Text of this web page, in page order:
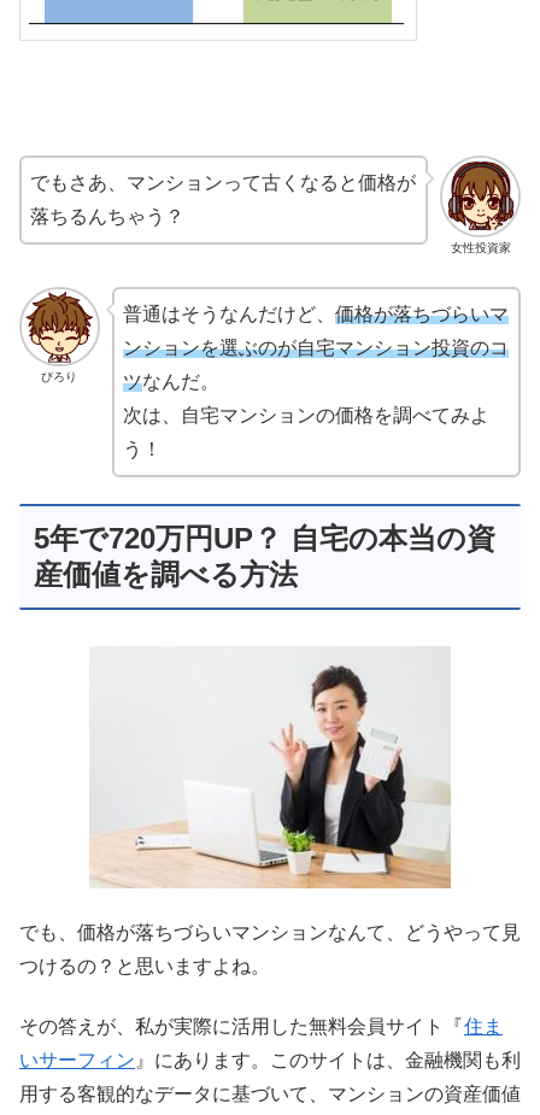
女性投資家
でもさあ、マンションって古くなると価格が
落ちるんちゃう？
ぴろり
普通はそうなんだけど、 価格が落ちづらいマ
ンションを選ぶのが自宅マンション投資のコ
ツなんだ。
次は、自宅マンションの価格を調べてみよ
う！
5年で720万円UP？ 自宅の本当の資
産価値を調べる方法
でも、価格が落ちづらいマンションなんて、どうやって見
つけるの？と思いますよね。
その答えが、私が実際に活用した無料会員サイト『住ま
いサーフィン 』にあります。このサイトは、金融機関も利
用する客観的なデータに基づいて、マンションの資産価値